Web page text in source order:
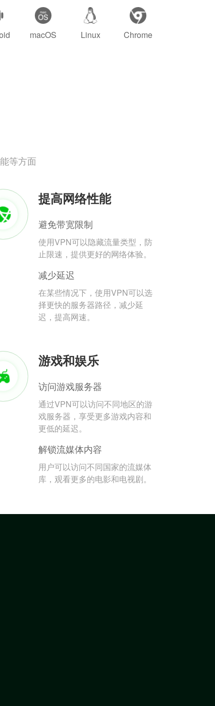
macOS Linux Chrome
等方面
提高网络性能
避免带宽限制
使用VPN可以隐藏流量类型，防
止限速，提供更好的网络体验。
减少延迟
在某些情况下，使用VPN可以选
择更快的服务器路径，减少延
迟，提高网速。
游戏和娱乐
访问游戏服务器
通过VPN可以访问不同地区的游
戏服务器，享受更多游戏内容和
更低的延迟。
解锁流媒体内容
用户可以访问不同国家的流媒体
库，观看更多的电影和电视剧。